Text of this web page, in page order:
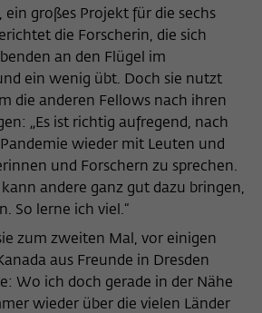
ein großes Projekt für die sechs
die Forscherin, die sich
an den Flügel im
ein wenig übt. Doch sie nutzt
die anderen Fellows nach ihren
„Es ist richtig aufregend, nach
wieder mit Leuten und
und Forschern zu sprechen.
andere ganz gut dazu bringen,
So lerne ich viel.“
zum zweiten Mal, vor einigen
aus Freunde in Dresden
Wo ich doch gerade in der Nähe
wieder über die vielen Länder